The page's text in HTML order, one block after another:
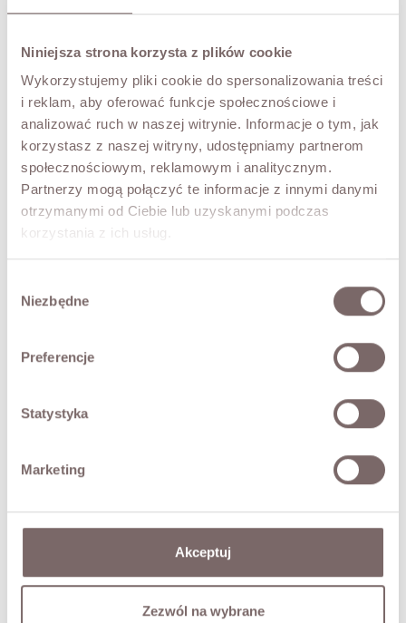
Niniejsza strona korzysta z plików cookie
Wykorzystujemy pliki cookie do spersonalizowania treści
i reklam, aby oferować funkcje społecznościowe i
analizować ruch w naszej witrynie. Informacje o tym, jak
korzystasz z naszej witryny, udostępniamy partnerom
społecznościowym, reklamowym i analitycznym.
Partnerzy mogą połączyć te informacje z innymi danymi
otrzymanymi od Ciebie lub uzyskanymi podczas
korzystania z ich usług.
zgody
Niezbędne
Preferencje
Statystyka
Marketing
Akceptuj
Zezwól na wybrane
top.
back)
• classic lapels
• button closure
• flap pockets
• Made in Poland
The model is 173 cm tall and is wearing a size M.
SIZES
COMPLETE THE LOOK
YOU MAY ALSO LIKE